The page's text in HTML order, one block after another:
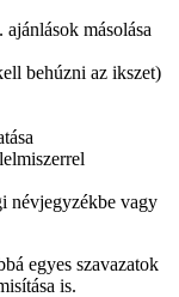
másolása
behúzni az ikszet)
névjegyzékbe vagy
egyes szavazatok
is.